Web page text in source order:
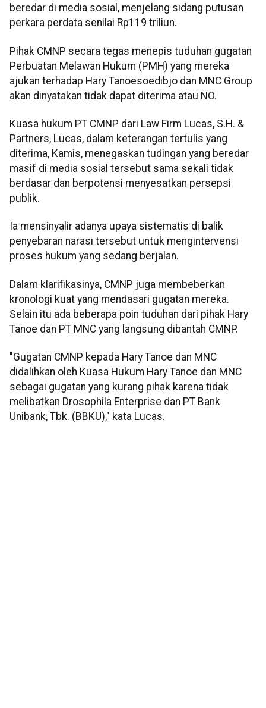
beredar di media sosial, menjelang sidang putusan
perkara perdata senilai Rp119 triliun.
Pihak CMNP secara tegas menepis tuduhan gugatan
Perbuatan Melawan Hukum (PMH) yang mereka
ajukan terhadap Hary Tanoesoedibjo dan MNC Group
akan dinyatakan tidak dapat diterima atau NO.
Kuasa hukum PT CMNP dari Law Firm Lucas, S.H. &
Partners, Lucas, dalam keterangan tertulis yang
diterima, Kamis, menegaskan tudingan yang beredar
masif di media sosial tersebut sama sekali tidak
berdasar dan berpotensi menyesatkan persepsi
publik.
Ia mensinyalir adanya upaya sistematis di balik
penyebaran narasi tersebut untuk mengintervensi
proses hukum yang sedang berjalan.
Dalam klarifikasinya, CMNP juga membeberkan
kronologi kuat yang mendasari gugatan mereka.
Selain itu ada beberapa poin tuduhan dari pihak Hary
Tanoe dan PT MNC yang langsung dibantah CMNP.
"Gugatan CMNP kepada Hary Tanoe dan MNC
didalihkan oleh Kuasa Hukum Hary Tanoe dan MNC
sebagai gugatan yang kurang pihak karena tidak
melibatkan Drosophila Enterprise dan PT Bank
Unibank, Tbk. (BBKU)," kata Lucas.